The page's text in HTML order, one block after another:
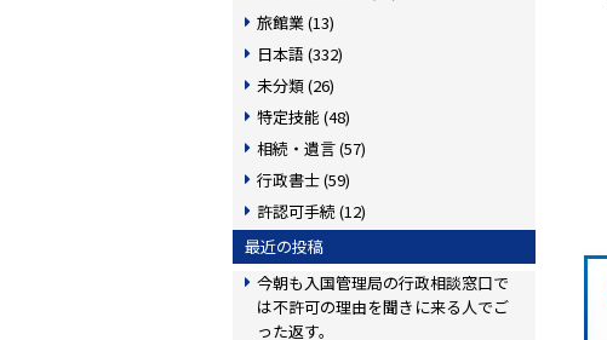
旅館業 (13)
日本語 (332)
未分類 (26)
特定技能 (48)
相続・遺言 (57)
行政書士 (59)
許認可手続 (12)
最近の投稿
今朝も入国管理局の行政相談窓口で
は不許可の理由を聞きに来る人でご
った返す。